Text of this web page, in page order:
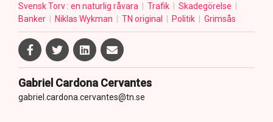
Svensk Torv : en naturlig råvara
Trafik
Skadegörelse
Banker
Niklas Wykman TN original Politik Grimsås
Gabriel Cardona Cervantes
gabriel.cardona.cervantes@tn.se